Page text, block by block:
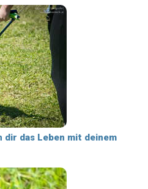
dir das Leben mit deinem